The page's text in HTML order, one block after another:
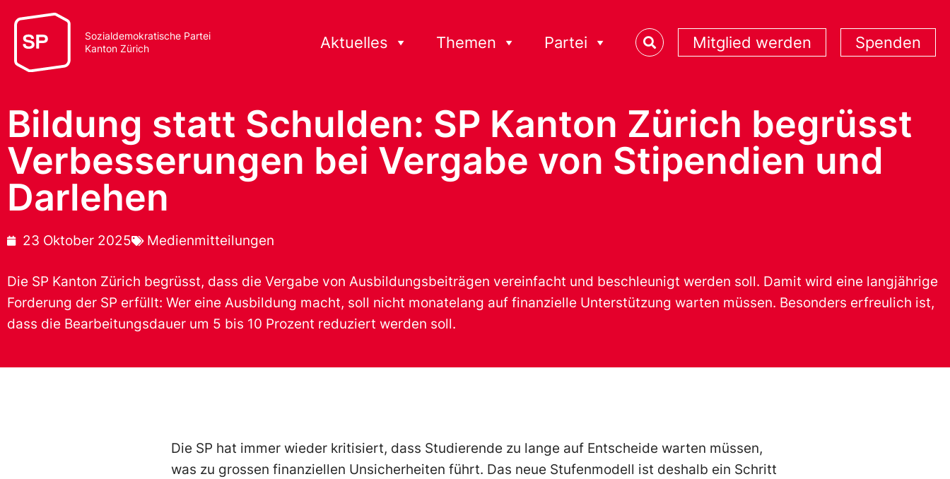
Sozialdemokratische Partei
Kanton Zürich
Aktuelles Themen Partei Mitglied werden Spenden
Bildung statt Schulden: SP Kanton Zürich begrüsst
Verbesserungen bei Vergabe von Stipendien und
Darlehen
23 Oktober 2025 Medienmitteilungen
Die SP Kanton Zürich begrüsst, dass die Vergabe von Ausbildungsbeiträgen vereinfacht und beschleunigt werden soll. Damit wird eine langjährige
Forderung der SP erfüllt: Wer eine Ausbildung macht, soll nicht monatelang auf finanzielle Unterstützung warten müssen. Besonders erfreulich ist,
dass die Bearbeitungsdauer um 5 bis 10 Prozent reduziert werden soll.
Die SP hat immer wieder kritisiert, dass Studierende zu lange auf Entscheide warten müssen,
was zu grossen finanziellen Unsicherheiten führt. Das neue Stufenmodell ist deshalb ein Schritt